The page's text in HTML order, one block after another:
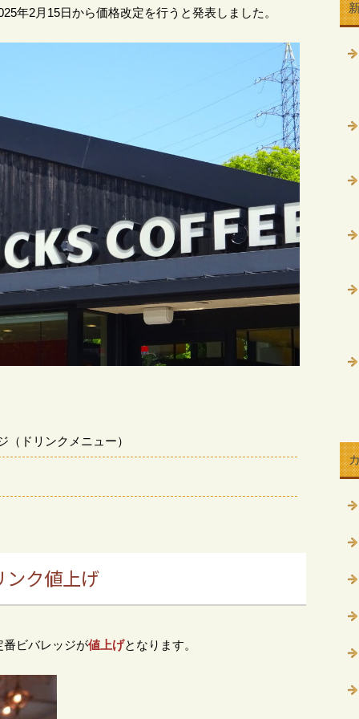
年2月15日から価格改定を行うと発表しました。
ドリンクメニュー）
ク値上げ
番ビバレッジが値上げとなります。